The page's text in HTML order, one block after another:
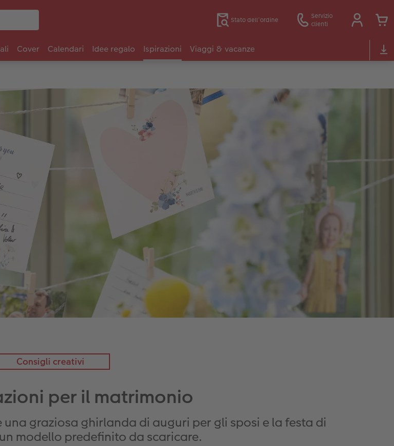
Stato dell’ordine
Servizio
clienti
Cover Calendari Idee regalo Ispirazioni Viaggi & vacanze
Consigli creativi
per il matrimonio
graziosa ghirlanda di auguri per gli sposi e la festa di
un modello predefinito da scaricare.